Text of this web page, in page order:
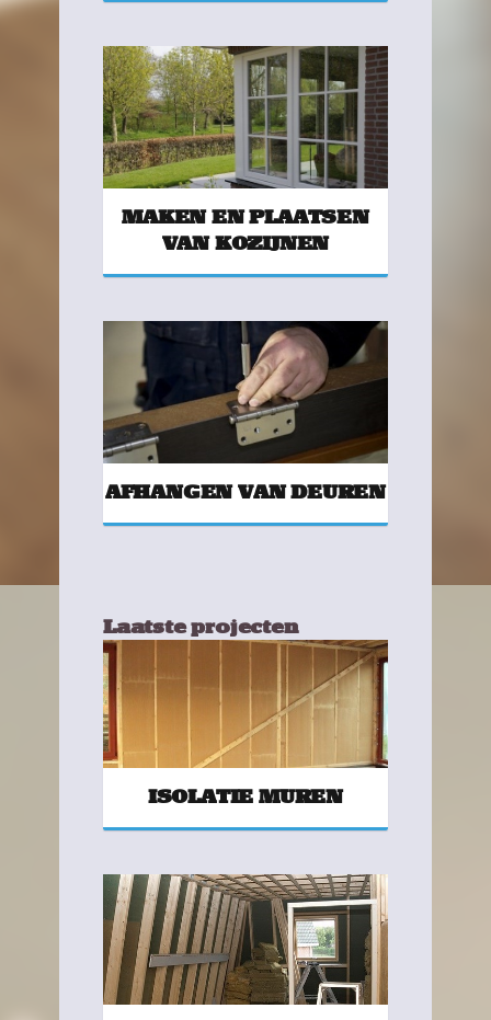
MAKEN EN PLAATSEN
VAN KOZIJNEN
AFHANGEN VAN DEUREN
Laatste projecten
ISOLATIE MUREN